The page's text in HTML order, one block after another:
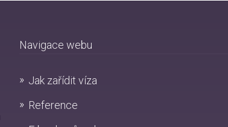
Navigace webu
Jak zařídit víza
Reference